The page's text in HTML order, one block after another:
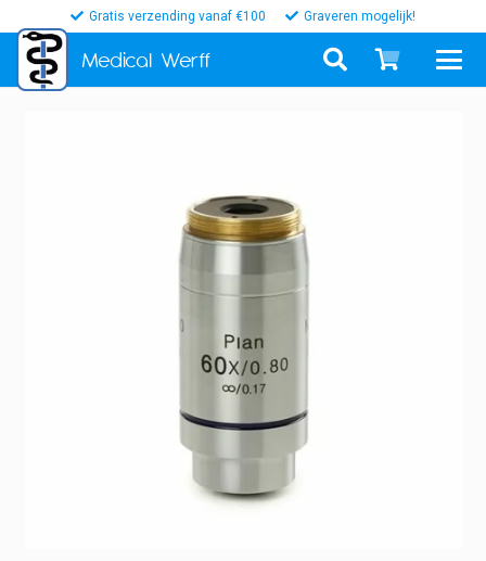
Gratis verzending vanaf €100 Graveren mogelijk!
Medical Werff